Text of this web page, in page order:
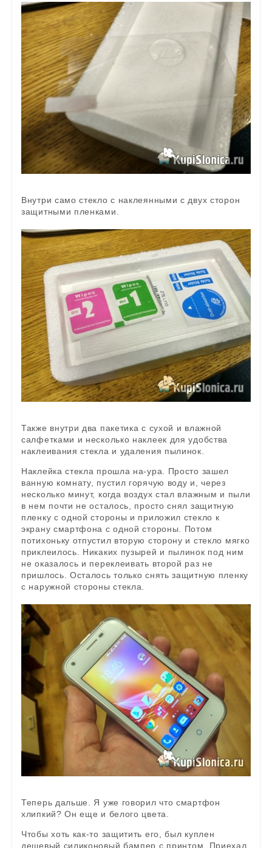
Внутри само стекло с наклеянными с двух сторон
защитными пленками.
Также внутри два пакетика с сухой и влажной
салфетками и несколько наклеек для удобства
наклеивания стекла и удаления пылинок.
Наклейка стекла прошла на-ура. Просто зашел
ванную комнату, пустил горячую воду и, через
несколько минут, когда воздух стал влажным и пыли
в нем почти не осталось, просто снял защитную
пленку с одной стороны и приложил стекло к
экрану смартфона с одной стороны. Потом
потихоньку отпустил вторую сторону и стекло мягко
приклеилось. Никаких пузырей и пылинок под ним
не оказалось и переклеивать второй раз не
пришлось. Осталось только снять защитную пленку
с наружной стороны стекла.
Теперь дальше. Я уже говорил что смартфон
хлипкий? Он еще и белого цвета.
Чтобы хоть как-то защитить его, был куплен
дешевый силиконовый бампер с принтом. Приехал